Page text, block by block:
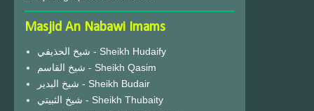
Masjid An Nabawi Imams
شيخ الحذيفي - Sheikh Hudaify
شيخ القاسم - Sheikh Qasim
شيخ البدير - Sheikh Budair
شيخ الثبيتي - Sheikh Thubaity